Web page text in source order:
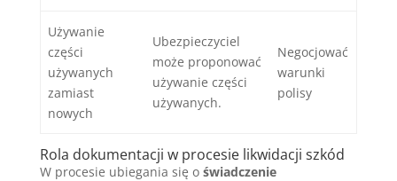
Używanie
części
używanych
zamiast
nowych
Ubezpieczyciel
może proponować
używanie części
używanych.
Negocjować
warunki
polisy
Rola dokumentacji w procesie likwidacji szkód
W procesie ubiegania się o świadczenie